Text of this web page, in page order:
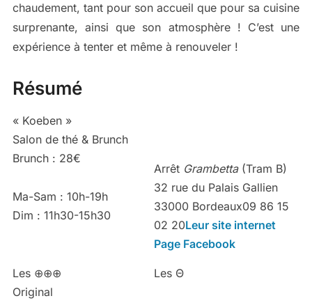
chaudement, tant pour son accueil que pour sa cuisine
surprenante, ainsi que son atmosphère ! C’est une
expérience à tenter et même à renouveler !
Résumé
« Koeben »
Salon de thé & Brunch
Brunch : 28€
Ma-Sam : 10h-19h
Dim : 11h30-15h30
ArrêtGrambetta(Tram B)
32 rue du Palais Gallien
33000 Bordeaux09 86 15
02 20Leur site internet
Page Facebook
Les ⊕⊕⊕
Les Θ
Original